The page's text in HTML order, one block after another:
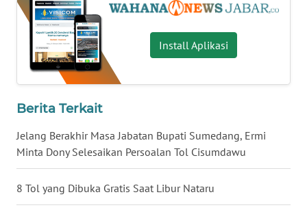
Install Aplikasi
Berita Terkait
Jelang Berakhir Masa Jabatan Bupati Sumedang, Ermi
Minta Dony Selesaikan Persoalan Tol Cisumdawu
8 Tol yang Dibuka Gratis Saat Libur Nataru
WN
BALI
WN
KALBAR
WN
WN